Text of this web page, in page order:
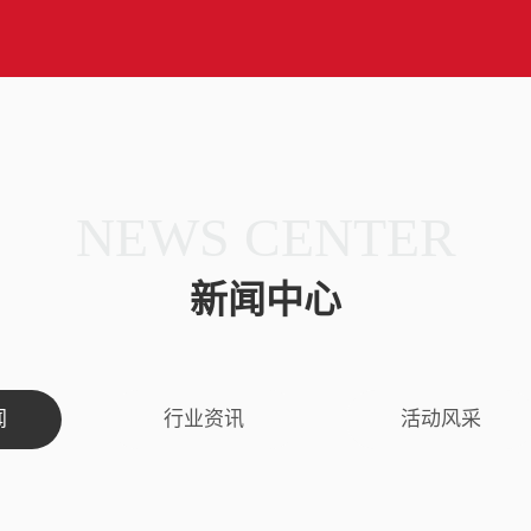
新闻中心
行业资讯 活动风采